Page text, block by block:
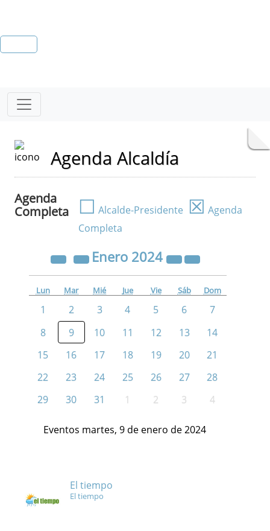
Agenda Alcaldía
Agenda
Completa
☐ Alcalde-Presidente ☒ Agenda
Completa
Enero 2024
Lun Mar Mié Jue Vie Sáb Dom
1 2 3 4 5 6
7
8
9 10 11 12 13
14
15
16 17 18 19 20
21
22
23 24 25 26 27
28
29
30 31 1 2 3 4
Eventos martes, 9 de enero de 2024
El tiempo
El tiempo